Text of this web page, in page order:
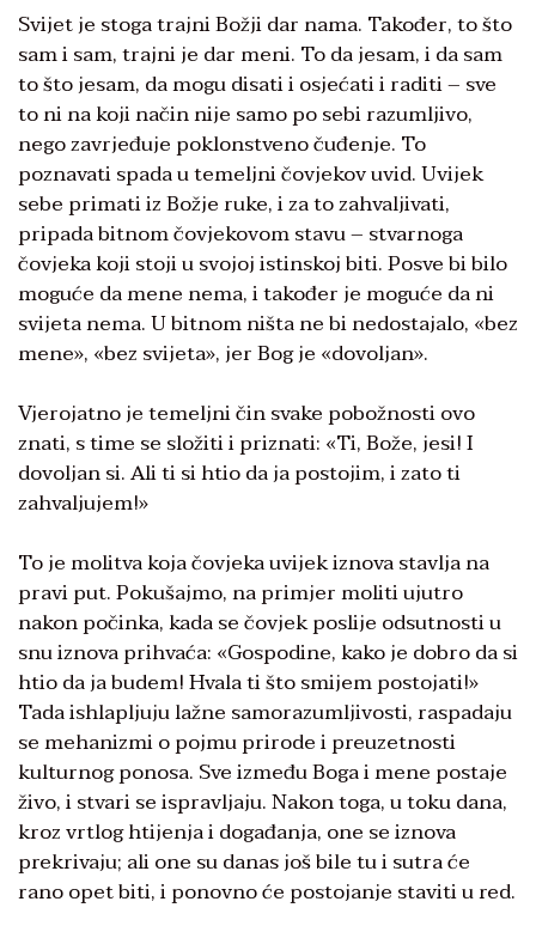
Svijet je stoga trajni Božji dar nama. Također, to što
sam i sam, trajni je dar meni. To da jesam, i da sam
to što jesam, da mogu disati i osjećati i raditi – sve
to ni na koji način nije samo po sebi razumljivo,
nego zavrjeđuje poklonstveno čuđenje. To
poznavati spada u temeljni čovjekov uvid. Uvijek
sebe primati iz Božje ruke, i za to zahvaljivati,
pripada bitnom čovjekovom stavu – stvarnoga
čovjeka koji stoji u svojoj istinskoj biti. Posve bi bilo
moguće da mene nema, i također je moguće da ni
svijeta nema. U bitnom ništa ne bi nedostajalo, «bez
mene», «bez svijeta», jer Bog je «dovoljan».
Vjerojatno je temeljni čin svake pobožnosti ovo
znati, s time se složiti i priznati: «Ti, Bože, jesi! I
dovoljan si. Ali ti si htio da ja postojim, i zato ti
zahvaljujem!»
To je molitva koja čovjeka uvijek iznova stavlja na
pravi put. Pokušajmo, na primjer moliti ujutro
nakon počinka, kada se čovjek poslije odsutnosti u
snu iznova prihvaća: «Gospodine, kako je dobro da si
htio da ja budem! Hvala ti što smijem postojati!»
Tada ishlapljuju lažne samorazumljivosti, raspadaju
se mehanizmi o pojmu prirode i preuzetnosti
kulturnog ponosa. Sve između Boga i mene postaje
živo, i stvari se ispravljaju. Nakon toga, u toku dana,
kroz vrtlog htijenja i događanja, one se iznova
prekrivaju; ali one su danas još bile tu i sutra će
rano opet biti, i ponovno će postojanje staviti u red.